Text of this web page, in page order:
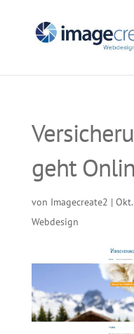
geht
von Imagecreate2 |
Webdesign